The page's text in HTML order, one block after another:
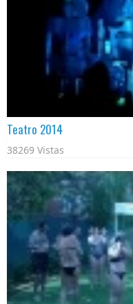
Teatro 2014
38269 Vistas